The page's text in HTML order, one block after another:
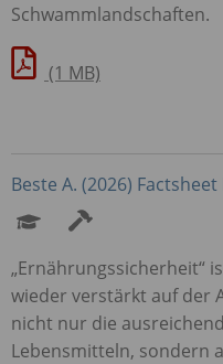
Schwammlandschaften.
(1 MB)
Beste A. (2026)
„Ernährungssicherheit“
wieder verstärkt auf der
nicht nur die
Lebensmitteln, sondern